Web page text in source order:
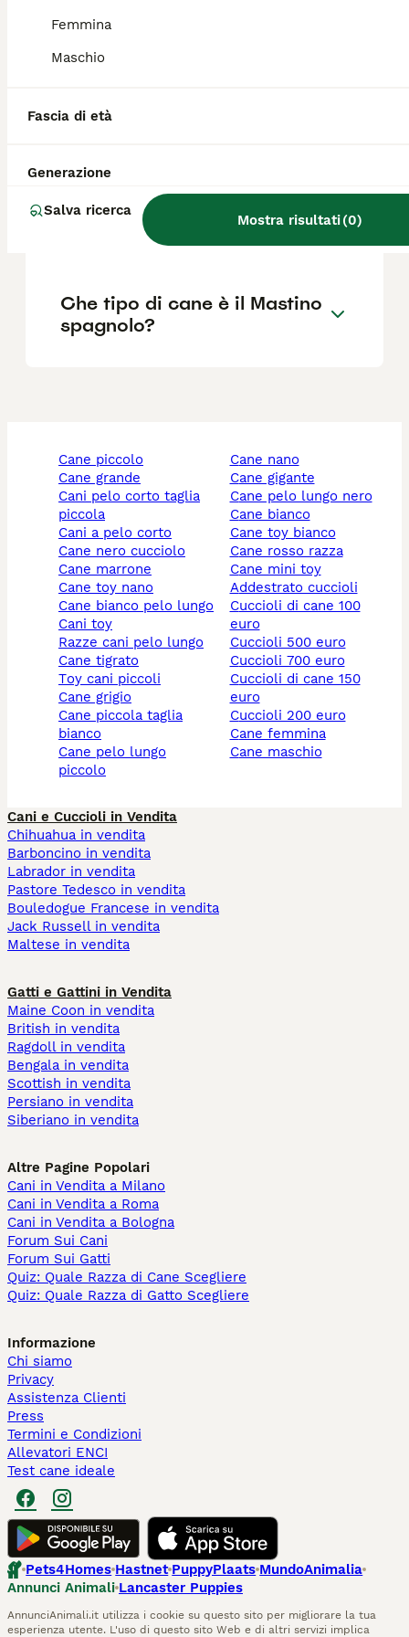
Femmina
Maschio
Fascia di età
Generazione
Salva ricerca
Mostra risultati(0)
Che carattere ha il mastino?
Quanto è grande un Mastino
Mastino spagnolo quanto
Che tipo di cane è il Mastino
spagnolo?
cane piccolo
cane grande
cani pelo corto taglia
piccola
cani a pelo corto
cane nero cucciolo
cane marrone
cane toy nano
cane bianco pelo lungo
cani toy
razze cani pelo lungo
cane tigrato
toy cani piccoli
cane grigio
cane piccola taglia
bianco
cane pelo lungo
piccolo
cane nano
cane gigante
cane pelo lungo nero
cane bianco
cane toy bianco
cane rosso razza
cane mini toy
addestrato cuccioli
cuccioli di cane 100
euro
cuccioli 500 euro
cuccioli 700 euro
cuccioli di cane 150
euro
cuccioli 200 euro
cane femmina
cane maschio
Cani e Cuccioli in Vendita
Chihuahua in vendita
Barboncino in vendita
Labrador in vendita
Pastore Tedesco in vendita
Bouledogue Francese in vendita
Jack Russell in vendita
Maltese in vendita
Gatti e Gattini in Vendita
Maine Coon in vendita
British in vendita
Ragdoll in vendita
Bengala in vendita
Scottish in vendita
Persiano in vendita
Siberiano in vendita
Altre Pagine Popolari
Cani in Vendita a Milano
Cani in Vendita a Roma
Cani in Vendita a Bologna
Forum Sui Cani
Forum Sui Gatti
Quiz: Quale Razza di Cane Scegliere
Quiz: Quale Razza di Gatto Scegliere
Informazione
Chi siamo
Privacy
Assistenza Clienti
Press
Termini e Condizioni
Allevatori ENCI
Test cane ideale
Pets4Homes Hastnet PuppyPlaats MundoAnimalia
Annunci Animali Lancaster Puppies
AnnunciAnimali.it utilizza i cookie su questo sito per migliorare la tua
esperienza utente. L'uso di questo sito Web e di altri servizi implica